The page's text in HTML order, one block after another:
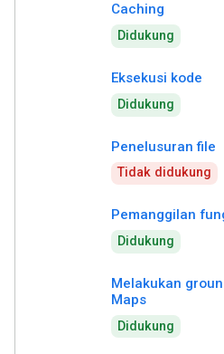
Caching
Didukung
Eksekusi kode
Didukung
Penelusuran file
Tidak didukung
Pemanggilan
Didukung
Melakukan
Maps
Didukung